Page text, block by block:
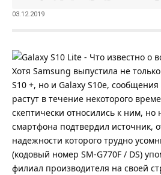
03.12.2019
Хотя Samsung выпустила не
S10 +, но и Galaxy S10e, сообщения
растут в течение некоторого
скептически относились к ним, но
смартфона подтвердил источник,
надежности которого трудно
(кодовый номер SM-G770F / DS)
филиал производителя на своей